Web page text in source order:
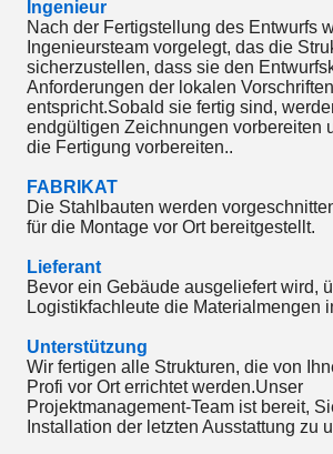
Ingenieur
Nach der Fertigstellung des Entwurfs
Ingenieursteam vorgelegt, das die
sicherzustellen, dass sie den
Anforderungen der lokalen Vorschriften
entspricht.Sobald sie fertig sind,
endgültigen Zeichnungen vorbereiten
die Fertigung vorbereiten..
FABRIKAT
Die Stahlbauten werden
für die Montage vor Ort bereitgestellt.
Lieferant
Bevor ein Gebäude ausgeliefert wird,
Logistikfachleute die Materialmengen
Unterstützung
Wir fertigen alle Strukturen, die von
Profi vor Ort errichtet werden.Unser
Projektmanagement-Team ist bereit,
Installation der letzten Ausstattung zu